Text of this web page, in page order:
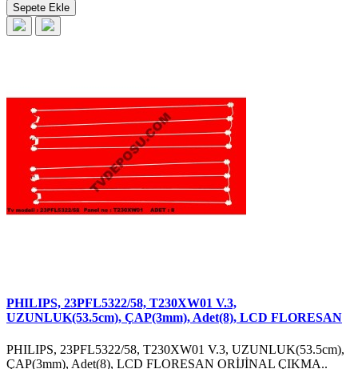
Sepete Ekle
PHILIPS, 23PFL5322/58, T230XW01 V.3,
UZUNLUK(53.5cm), ÇAP(3mm), Adet(8), LCD FLORESAN
PHILIPS, 23PFL5322/58, T230XW01 V.3, UZUNLUK(53.5cm),
ÇAP(3mm), Adet(8), LCD FLORESAN ORİJİNAL ÇIKMA..